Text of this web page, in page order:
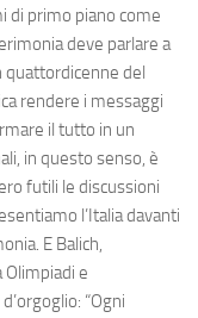
di primo piano come
deve parlare a
del
rendere i messaggi
il tutto in un
in questo senso, è
futili le discussioni
l’Italia davanti
E Balich,
Olimpiadi e
“Ogni